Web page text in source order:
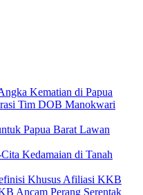
Kematian di Papua
Tim DOB Manokwari
Papua Barat Lawan
Kedamaian di Tanah
Khusus Afiliasi KKB
Ancam Perang Serentak